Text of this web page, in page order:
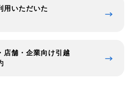
用いただいた
店舗・企業向け引越